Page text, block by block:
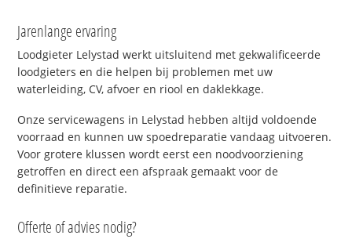
Jarenlange ervaring
Loodgieter Lelystad werkt uitsluitend met gekwalificeerde
loodgieters en die helpen bij problemen met uw
waterleiding, CV, afvoer en riool en daklekkage.
Onze servicewagens in Lelystad hebben altijd voldoende
voorraad en kunnen uw spoedreparatie vandaag uitvoeren.
Voor grotere klussen wordt eerst een noodvoorziening
getroffen en direct een afspraak gemaakt voor de
definitieve reparatie.
Offerte of advies nodig?